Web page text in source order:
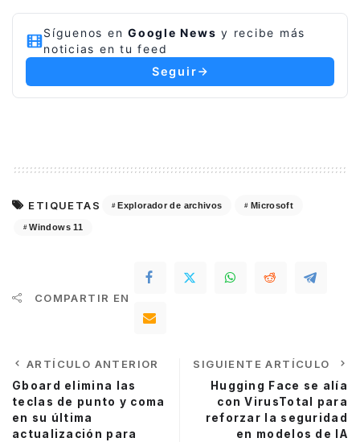
Síguenos en Google News y recibe más
noticias en tu feed
Seguir
ETIQUETAS Explorador de archivos Microsoft
Windows 11
COMPARTIR EN
ARTÍCULO ANTERIOR
Gboard elimina las
teclas de punto y coma
en su última
actualización para
SIGUIENTE ARTÍCULO
Hugging Face se alía
con VirusTotal para
reforzar la seguridad
en modelos de IA